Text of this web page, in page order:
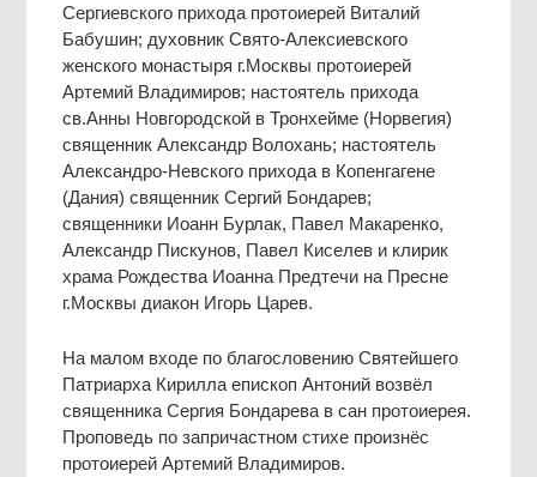
Сергиевского прихода протоиерей Виталий
Бабушин; духовник Свято-Алексиевского
женского монастыря г.Москвы протоиерей
Артемий Владимиров; настоятель прихода
св.Анны Новгородской в Тронхейме (Норвегия)
священник Александр Волохань; настоятель
Александро-Невского прихода в Копенгагене
(Дания) священник Сергий Бондарев;
священники Иоанн Бурлак, Павел Макаренко,
Александр Пискунов, Павел Киселев и клирик
храма Рождества Иоанна Предтечи на Пресне
г.Москвы диакон Игорь Царев.
На малом входе по благословению Святейшего
Патриарха Кирилла епископ Антоний возвёл
священника Сергия Бондарева в сан протоиерея.
Проповедь по запричастном стихе произнёс
протоиерей Артемий Владимиров.